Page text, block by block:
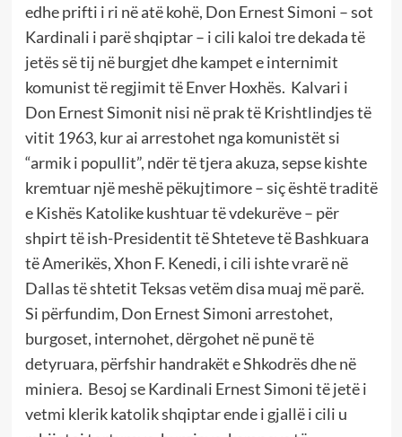
edhe prifti i ri në atë kohë, Don Ernest Simoni – sot
Kardinali i parë shqiptar – i cili kaloi tre dekada të
jetës së tij në burgjet dhe kampet e internimit
komunist të regjimit të Enver Hoxhës. Kalvari i
Don Ernest Simonit nisi në prak të Krishtlindjes të
vitit 1963, kur ai arrestohet nga komunistët si
“armik i popullit”, ndër të tjera akuza, sepse kishte
kremtuar një meshë pëkujtimore – siç është traditë
e Kishës Katolike kushtuar të vdekurëve – për
shpirt të ish-Presidentit të Shteteve të Bashkuara
të Amerikës, Xhon F. Kenedi, i cili ishte vrarë në
Dallas të shtetit Teksas vetëm disa muaj më parë.
Si përfundim, Don Ernest Simoni arrestohet,
burgoset, internohet, dërgohet në punë të
detyruara, përfshir handrakët e Shkodrës dhe në
miniera. Besoj se Kardinali Ernest Simoni të jetë i
vetmi klerik katolik shqiptar ende i gjallë i cili u